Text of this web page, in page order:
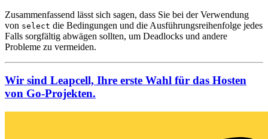
Zusammenfassend lässt sich sagen, dass Sie bei der Verwendung
von select die Bedingungen und die Ausführungsreihenfolge jedes
Falls sorgfältig abwägen sollten, um Deadlocks und andere
Probleme zu vermeiden.
Wir sind Leapcell, Ihre erste Wahl für das Hosten
von Go-Projekten.